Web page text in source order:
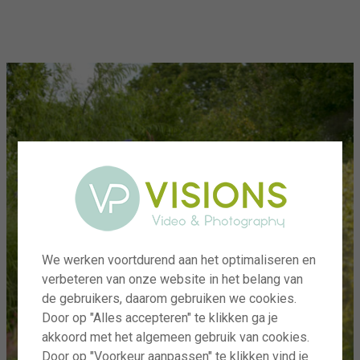
We werken voortdurend aan het optimaliseren en
verbeteren van onze website in het belang van
de gebruikers, daarom gebruiken we cookies.
Door op "Alles accepteren" te klikken ga je
akkoord met het algemeen gebruik van cookies.
Door op "Voorkeur aanpassen" te klikken vind je